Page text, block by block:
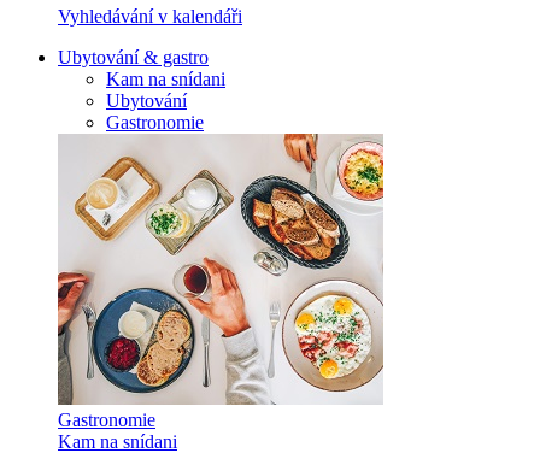
Vyhledávání v kalendáři
Ubytování & gastro
Kam na snídani
Ubytování
Gastronomie
Gastronomie
Kam na snídani